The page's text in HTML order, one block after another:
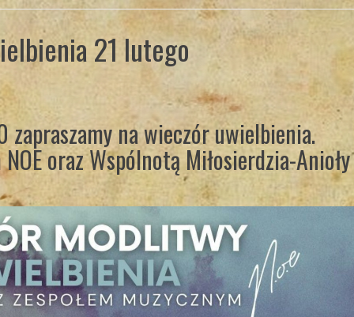
21 lutego
na wieczór uwielbienia.
oraz Wspólnotą Miłosierdzia-Anioły